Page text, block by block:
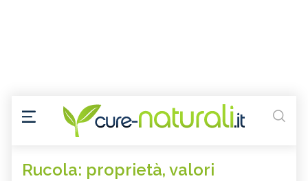
Rucola: proprietà, valori